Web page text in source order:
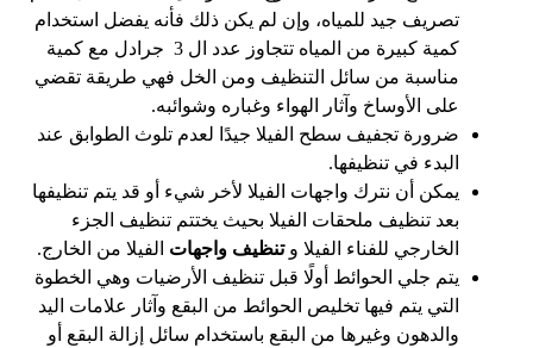
تصريف جيد للمياه، وإن لم يكن ذلك فأنه يفضل استخدام
كمية كبيرة من المياه تتجاوز عدد ال 3 جرادل مع كمية
مناسبة من سائل التنظيف ومن الخل فهي طريقة تقضي
على الأوساخ وآثار الهواء وغباره وشوائبه.
ضرورة تجفيف سطح الفيلا جيدًا لعدم تلوث الطوابق عند
البدء في تنظيفها.
يمكن أن نترك واجهات الفيلا لأخر شيء أو قد يتم تنظيفها
بعد تنظيف ملحقات الفيلا بحيث يختتم تنظيف الجزء
الخارجي للفناء الفيلا وتنظيف واجهات الفيلا من الخارج.
يتم جلي الحوائط أولًا قبل تنظيف الأرضيات وهي الخطوة
التي يتم فيها تخليص الحوائط من البقع وآثار علامات اليد
والدهون وغيرها من البقع باستخدام سائل إزالة البقع أو